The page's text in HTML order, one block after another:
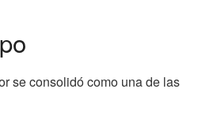
se consolidó como una de las